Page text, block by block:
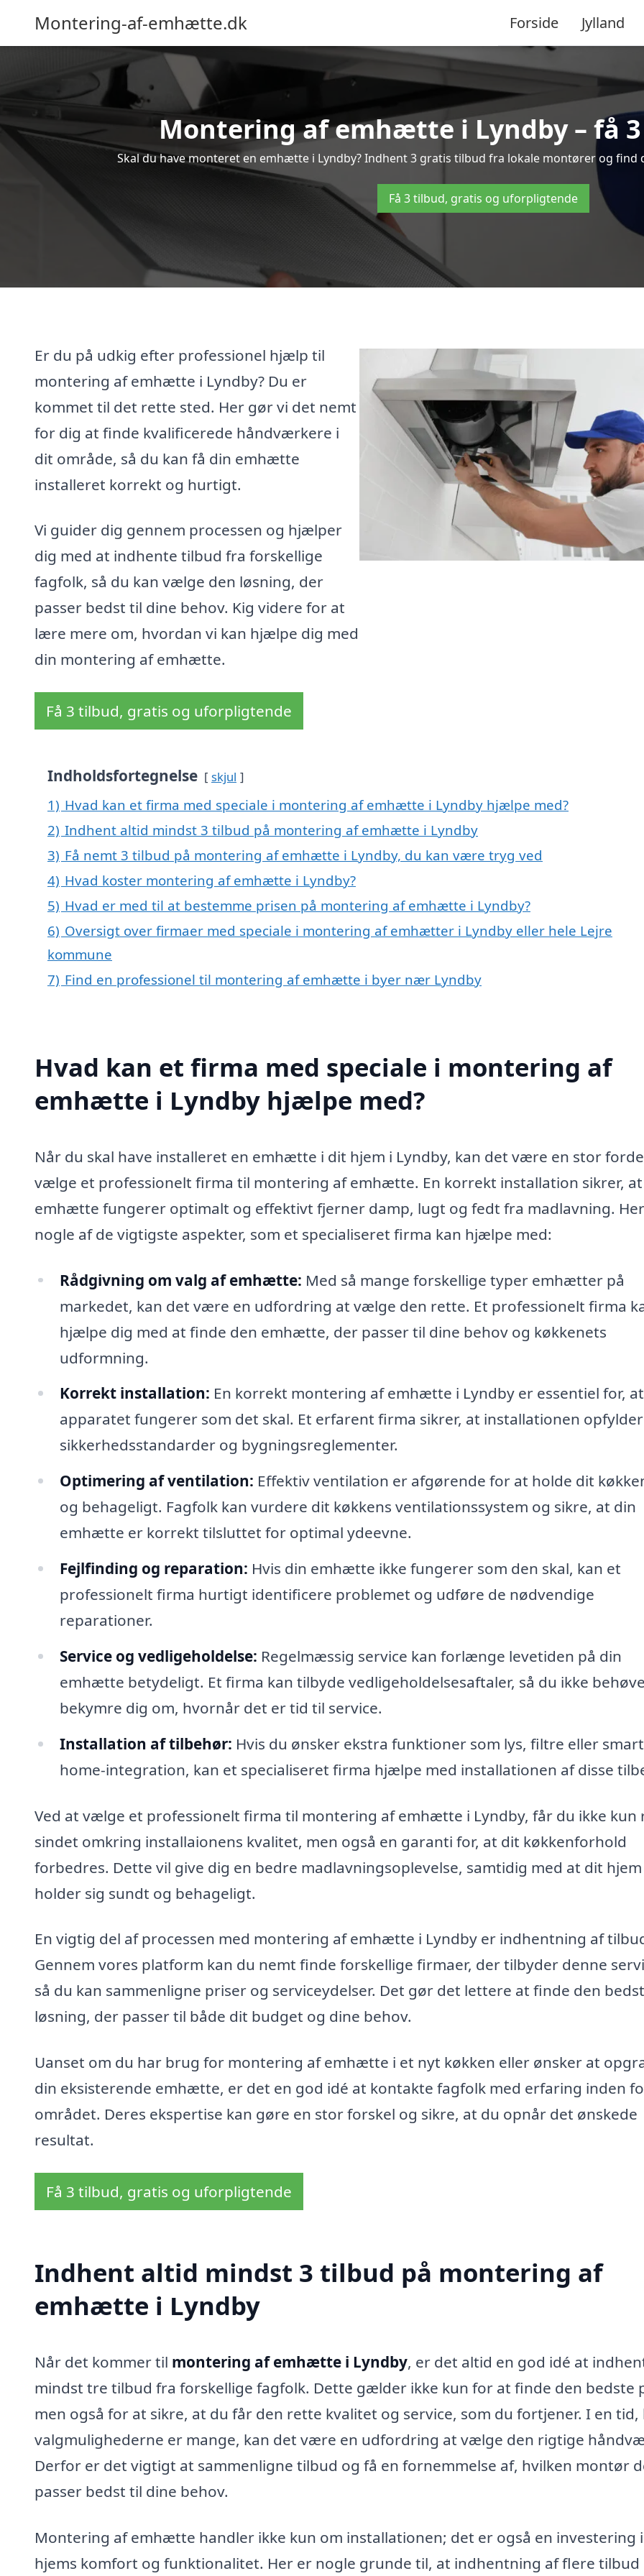
Montering-af-emhætte.dk Forside Jylland
Montering af emhætte i Lyndby – få
Skal du have monteret en emhætte i Lyndby? Indhent 3 gratis tilbud fra lokale montører og
Få 3 tilbud, gratis og uforpligtende
Er du på udkig efter professionel hjælp til
montering af emhætte i Lyndby? Du er
kommet til det rette sted. Her gør vi det nemt
for dig at finde kvalificerede håndværkere i
dit område, så du kan få din emhætte
installeret korrekt og hurtigt.
Vi guider dig gennem processen og hjælper
dig med at indhente tilbud fra forskellige
fagfolk, så du kan vælge den løsning, der
passer bedst til dine behov. Kig videre for at
lære mere om, hvordan vi kan hjælpe dig med
din montering af emhætte.
Få 3 tilbud, gratis og uforpligtende
Indholdsfortegnelse skjul
1) Hvad kan et firma med speciale i montering af emhætte i Lyndby hjælpe med?
2) Indhent altid mindst 3 tilbud på montering af emhætte i Lyndby
3) Få nemt 3 tilbud på montering af emhætte i Lyndby, du kan være tryg ved
4) Hvad koster montering af emhætte i Lyndby?
5) Hvad er med til at bestemme prisen på montering af emhætte i Lyndby?
6) Oversigt over firmaer med speciale i montering af emhætter i Lyndby eller hele Lejre
kommune
7) Find en professionel til montering af emhætte i byer nær Lyndby
Hvad kan et firma med speciale i montering af
emhætte i Lyndby hjælpe med?
Når du skal have installeret en emhætte i dit hjem i Lyndby, kan det være en stor
vælge et professionelt firma til montering af emhætte. En korrekt installation sikrer,
emhætte fungerer optimalt og effektivt fjerner damp, lugt og fedt fra madlavning.
nogle af de vigtigste aspekter, som et specialiseret firma kan hjælpe med:
Rådgivning om valg af emhætte: Med så mange forskellige typer emhætter på
markedet, kan det være en udfordring at vælge den rette. Et professionelt firma
hjælpe dig med at finde den emhætte, der passer til dine behov og køkkenets
udformning.
Korrekt installation: En korrekt montering af emhætte i Lyndby er essentiel for, at
apparatet fungerer som det skal. Et erfarent firma sikrer, at installationen
sikkerhedsstandarder og bygningsreglementer.
Optimering af ventilation: Effektiv ventilation er afgørende for at holde dit
og behageligt. Fagfolk kan vurdere dit køkkens ventilationssystem og sikre, at din
emhætte er korrekt tilsluttet for optimal ydeevne.
Fejlfinding og reparation: Hvis din emhætte ikke fungerer som den skal, kan et
professionelt firma hurtigt identificere problemet og udføre de nødvendige
reparationer.
Service og vedligeholdelse: Regelmæssig service kan forlænge levetiden på din
emhætte betydeligt. Et firma kan tilbyde vedligeholdelsesaftaler, så du ikke
bekymre dig om, hvornår det er tid til service.
Installation af tilbehør: Hvis du ønsker ekstra funktioner som lys, filtre eller smart
home-integration, kan et specialiseret firma hjælpe med installationen af disse
Ved at vælge et professionelt firma til montering af emhætte i Lyndby, får du ikke kun
sindet omkring installaionens kvalitet, men også en garanti for, at dit køkkenforhold
forbedres. Dette vil give dig en bedre madlavningsoplevelse, samtidig med at dit hjem
holder sig sundt og behageligt.
En vigtig del af processen med montering af emhætte i Lyndby er indhentning af
Gennem vores platform kan du nemt finde forskellige firmaer, der tilbyder denne
så du kan sammenligne priser og serviceydelser. Det gør det lettere at finde den
løsning, der passer til både dit budget og dine behov.
Uanset om du har brug for montering af emhætte i et nyt køkken eller ønsker at
din eksisterende emhætte, er det en god idé at kontakte fagfolk med erfaring inden
området. Deres ekspertise kan gøre en stor forskel og sikre, at du opnår det ønskede
resultat.
Få 3 tilbud, gratis og uforpligtende
Indhent altid mindst 3 tilbud på montering af
emhætte i Lyndby
Når det kommer til montering af emhætte i Lyndby, er det altid en god idé at
mindst tre tilbud fra forskellige fagfolk. Dette gælder ikke kun for at finde den bedste
men også for at sikre, at du får den rette kvalitet og service, som du fortjener. I en
valgmulighederne er mange, kan det være en udfordring at vælge den rigtige
Derfor er det vigtigt at sammenligne tilbud og få en fornemmelse af, hvilken montør
passer bedst til dine behov.
Montering af emhætte handler ikke kun om installationen; det er også en investering
hjems komfort og funktionalitet. Her er nogle grunde til, at indhentning af flere tilbud